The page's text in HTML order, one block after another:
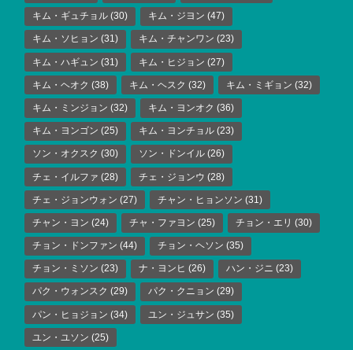
キム・ギュチョル (30) キム・ジヨン (47)
キム・ソヒョン (31) キム・チャンワン (23)
キム・ハギュン (31) キム・ヒジョン (27)
キム・ヘオク (38) キム・ヘスク (32) キム・ミギョン (32)
キム・ミンジョン (32) キム・ヨンオク (36)
キム・ヨンゴン (25) キム・ヨンチョル (23)
ソン・オクスク (30) ソン・ドンイル (26)
チェ・イルファ (28) チェ・ジョンウ (28)
チェ・ジョンウォン (27) チャン・ヒョンソン (31)
チャン・ヨン (24) チャ・ファヨン (25) チョン・エリ (30)
チョン・ドンファン (44) チョン・ヘソン (35)
チョン・ミソン (23) ナ・ヨンヒ (26) ハン・ジニ (23)
パク・ウォンスク (29) パク・クニョン (29)
パン・ヒョジョン (34) ユン・ジュサン (35)
ユン・ユソン (25)